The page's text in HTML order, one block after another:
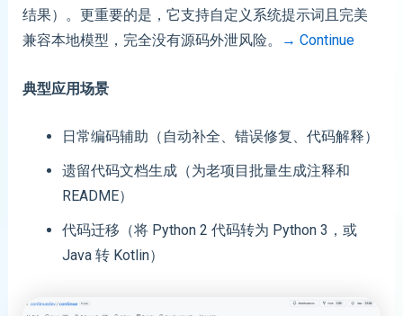
结果）。更重要的是，它支持自定义系统提示词且完美
兼容本地模型，完全没有源码外泄风险。
→ Continue
典型应用场景
日常编码辅助（自动补全、错误修复、代码解释）
遗留代码文档生成（为老项目批量生成注释和
README）
代码迁移（将 Python 2 代码转为 Python 3，或
Java 转 Kotlin）